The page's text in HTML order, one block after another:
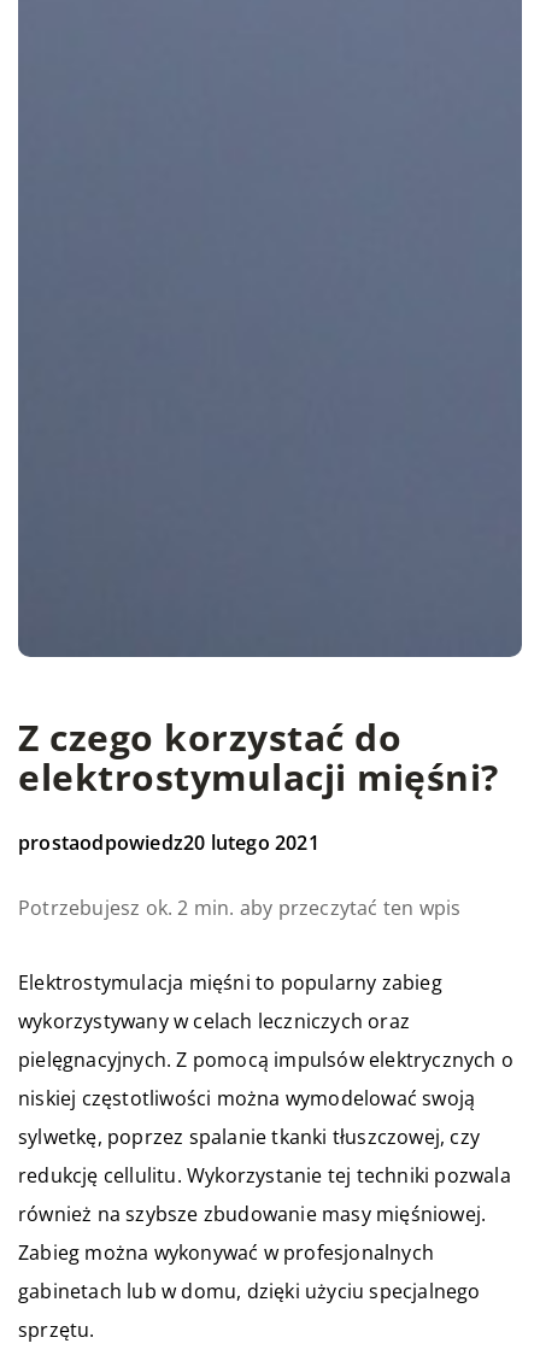
Z czego korzystać do
elektrostymulacji mięśni?
prostaodpowiedz20 lutego 2021
Potrzebujesz ok. 2 min. aby przeczytać ten wpis
Elektrostymulacja mięśni to popularny zabieg
wykorzystywany w celach leczniczych oraz
pielęgnacyjnych. Z pomocą impulsów elektrycznych o
niskiej częstotliwości można wymodelować swoją
sylwetkę, poprzez spalanie tkanki tłuszczowej, czy
redukcję cellulitu. Wykorzystanie tej techniki pozwala
również na szybsze zbudowanie masy mięśniowej.
Zabieg można wykonywać w profesjonalnych
gabinetach lub w domu, dzięki użyciu specjalnego
sprzętu.